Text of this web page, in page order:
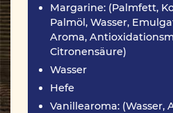
Margarine: (Palmfett,
Palmöl, Wasser,
Aroma,
Citronensäure)
Wasser
Hefe
Vanillearoma: (Wasser,